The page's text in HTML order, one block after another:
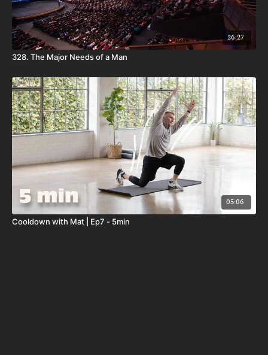
26:27
328. The Major Needs of a Man
05:06
Cooldown with Mat | Ep7 - 5min